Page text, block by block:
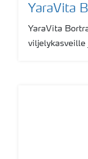
YaraVita
YaraVita
viljelykasveille